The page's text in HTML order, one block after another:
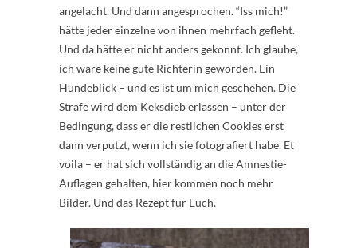
angelacht. Und dann angesprochen. “Iss mich!”
hätte jeder einzelne von ihnen mehrfach gefleht.
Und da hätte er nicht anders gekonnt. Ich glaube,
ich wäre keine gute Richterin geworden. Ein
Hundeblick – und es ist um mich geschehen. Die
Strafe wird dem Keksdieb erlassen – unter der
Bedingung, dass er die restlichen Cookies erst
dann verputzt, wenn ich sie fotografiert habe. Et
voila – er hat sich vollständig an die Amnestie-
Auflagen gehalten, hier kommen noch mehr
Bilder. Und das Rezept für Euch.